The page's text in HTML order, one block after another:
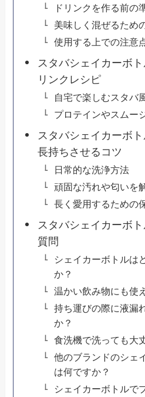
ドリンクを作る前の
美味しく混ぜるため
使用する上での注意
スタバシェイカーボ
リンクレシピ
自宅で楽しむスタバ
プロテインやスムー
スタバシェイカーボ
長持ちさせるコツ
日常的な洗浄方法
頑固な汚れや匂いを
長く愛用するための
スタバシェイカーボ
質問
シェイカーボトルは
か？
温かい飲み物にも使
持ち運びの際に液漏
か？
食洗機で洗っても大
他のブランドのシェ
は何ですか？
シェイカーボトルで